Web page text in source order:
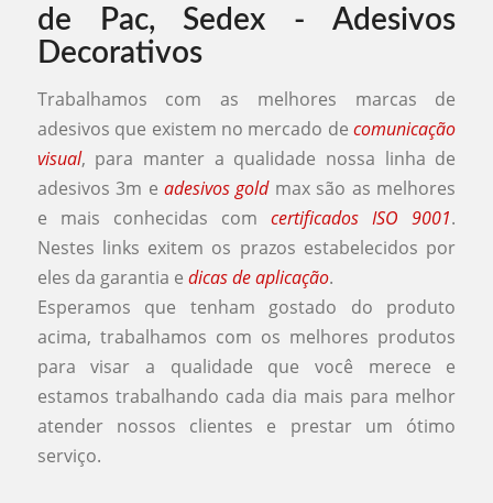
Trabalhamos com as melhores marcas de
adesivos que existem no mercado de comunicação
visual, para manter a qualidade nossa linha de
adesivos 3m e adesivos gold max são as melhores
e mais conhecidas com certificados ISO 9001.
Nestes links exitem os prazos estabelecidos por
eles da garantia e dicas de aplicação.
Esperamos que tenham gostado do produto
acima, trabalhamos com os melhores produtos
para visar a qualidade que você merece e
estamos trabalhando cada dia mais para melhor
atender nossos clientes e prestar um ótimo
serviço.